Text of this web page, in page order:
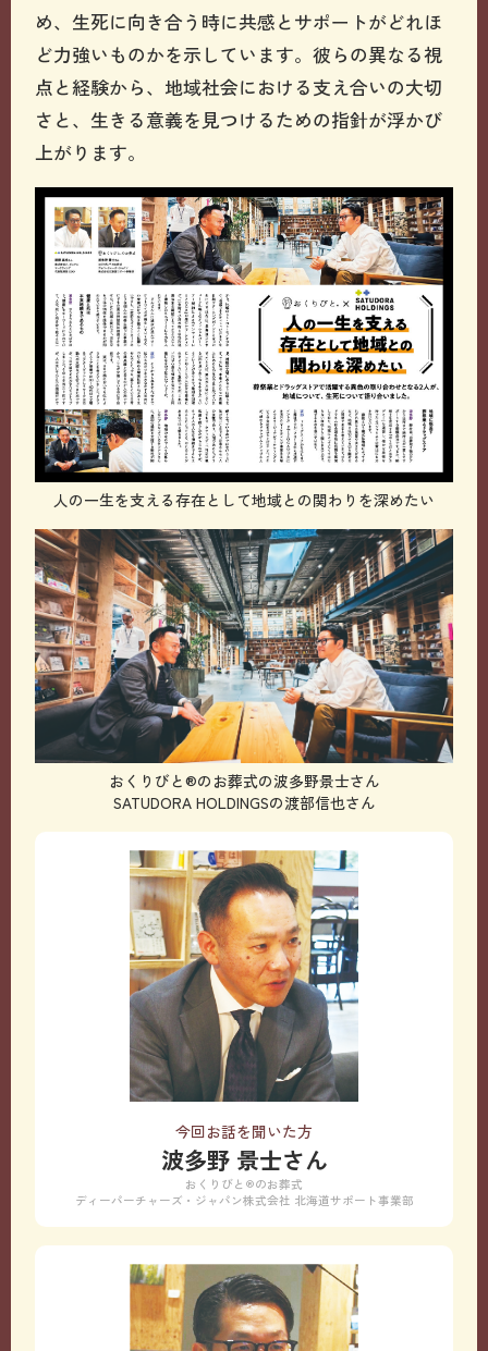
め、生死に向き合う時に共感とサポートがどれほ
ど力強いものかを示しています。彼らの異なる視
点と経験から、地域社会における支え合いの大切
さと、生きる意義を見つけるための指針が浮かび
上がります。
人の一生を支える存在として地域との関わりを深めたい
おくりびと®のお葬式の波多野景士さん
SATUDORA HOLDINGSの渡部信也さん
今回お話を聞いた方
波多野 景士さん
おくりびと®のお葬式
ディーパーチャーズ・ジャパン株式会社 北海道サポート事業部